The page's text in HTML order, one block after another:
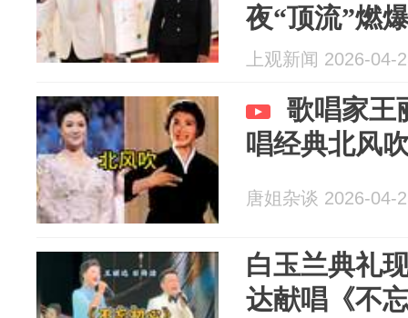
夜“顶流”燃
上观新闻 2026-04-
歌唱家王
唱经典北风
唐姐杂谈 2026-04-
白玉兰典礼
达献唱《不